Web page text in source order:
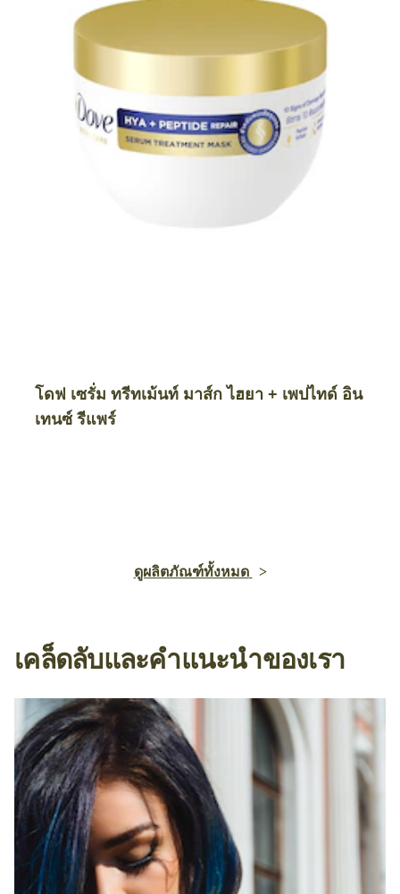
โดฟ เซรั่ม ทรีทเม้นท์ มาส์ก ไฮยา + เพปไทด์ อิน
เทนซ์ รีแพร์
ดูผลิตภัณฑ์ทั้งหมด
เคล็ดลับและคำแนะนำของเรา